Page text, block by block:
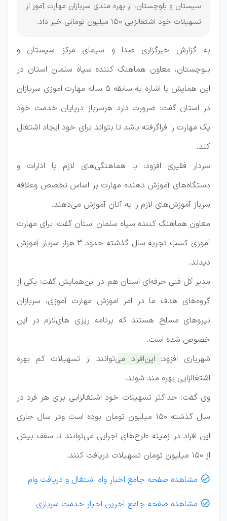
سیستان و بلوچستان، از بهره مندی سربازان مهارت آموز از
تسهیلات خود اشتغالزایی 150 میلیون تومانی خبر داد.
به گزارش خبرگزاری صدا و سیمای مرکز سیستان و
بلوچستان، معاون هماهنگ کننده سپاه سلمان استان در
این همایش با اشاره به سابقه ۵ ساله مهارت اموزی سربازان
در استان گفت: ضرورت دارد هرسرباز درپایان خدمت خود
یک مهارت را فراگرفته باشد تا بتواند برای خود ایجاد اشتغال
کند.
سردار فقیری افزود: با هماهنگی‌های لازم با ادارات و
دستگاه‌های آموزش دهنده مهارت بر اساس تخصص و‌علاقه
سرباز آموزش‌های لازم را به آنان آموزش می‌دهند.
معاون هماهنگ کننده سپاه سلمان استان گفت: برای مهارت
آموزی کسب تجربه سال گذشته حدود ۳ هزار سرباز آموزش
دیدند.
مدیر کل فنی حرفه‌ای استان هم‌ در این‌همایش گفت: یکی از
گروه‌های هدف ما در امر اموزش مهارت آموزی، سربازان
نیرو‌های مسلح هستند که برنامه ریزی های‌لازم در این
خصوص شده است.
شهریاری افزود: این‌افراد می‌توانند از تسهیلات کم بهره
اشتغالزایی بهره مند شوند.
وی گفت: حداکثر تسهیلات خود اشتغالزابی برای هر فرد در
سال گذشته ۱۵۰ میلیون‌ تومان‌ بوده است و‌در سال جاری
این افراد در زمینه طرح‌های اجرایی می‌توانند تا سقف بیش
از ۱۵۰ میلیون تومان تسهیلات دریافت کنند.
 مشاهده صفحه جامع اخبار وام اشتغال و دریافت وام
 مشاهده صفحه جامع آخرین اخبار خدمت سربازی